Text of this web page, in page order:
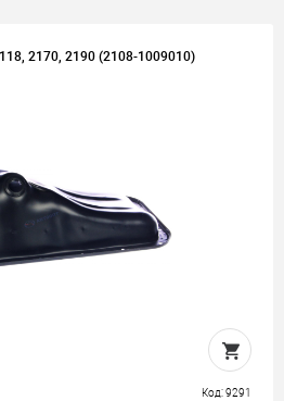
2170, 2190 (2108-1009010)
Код: 9291